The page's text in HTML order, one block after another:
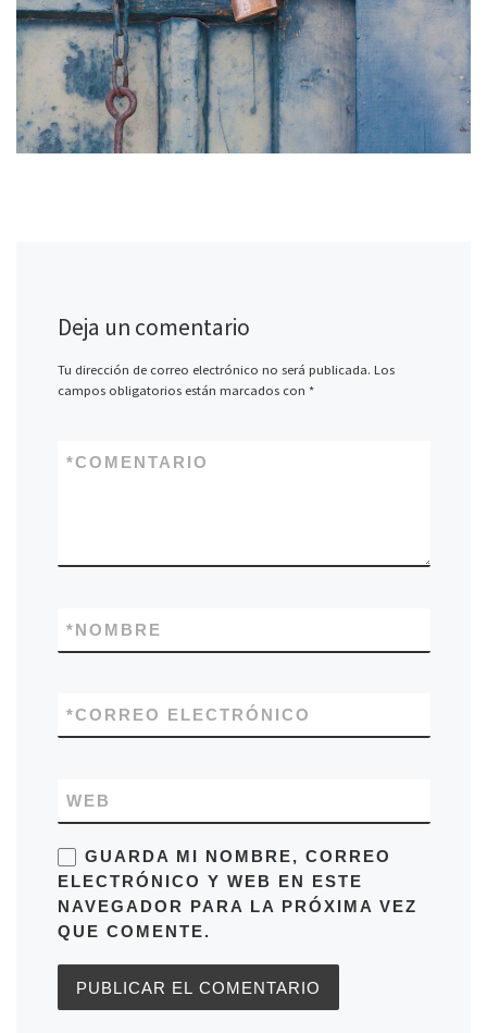
Deja un comentario
Tu dirección de correo electrónico no será publicada. Los
campos obligatorios están marcados con *
COMENTARIO
*
NOMBRE
*
CORREO ELECTRÓNICO
*
WEB
GUARDA MI NOMBRE, CORREO
ELECTRÓNICO Y WEB EN ESTE
NAVEGADOR PARA LA PRÓXIMA VEZ
QUE COMENTE.